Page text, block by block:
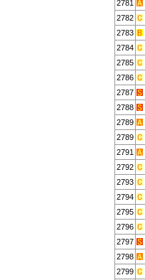
2781
2782
2783
2784
2785
2786
2787
2788
2789
2789
2791
2792
2793
2794
2795
2796
2797
2798
2799